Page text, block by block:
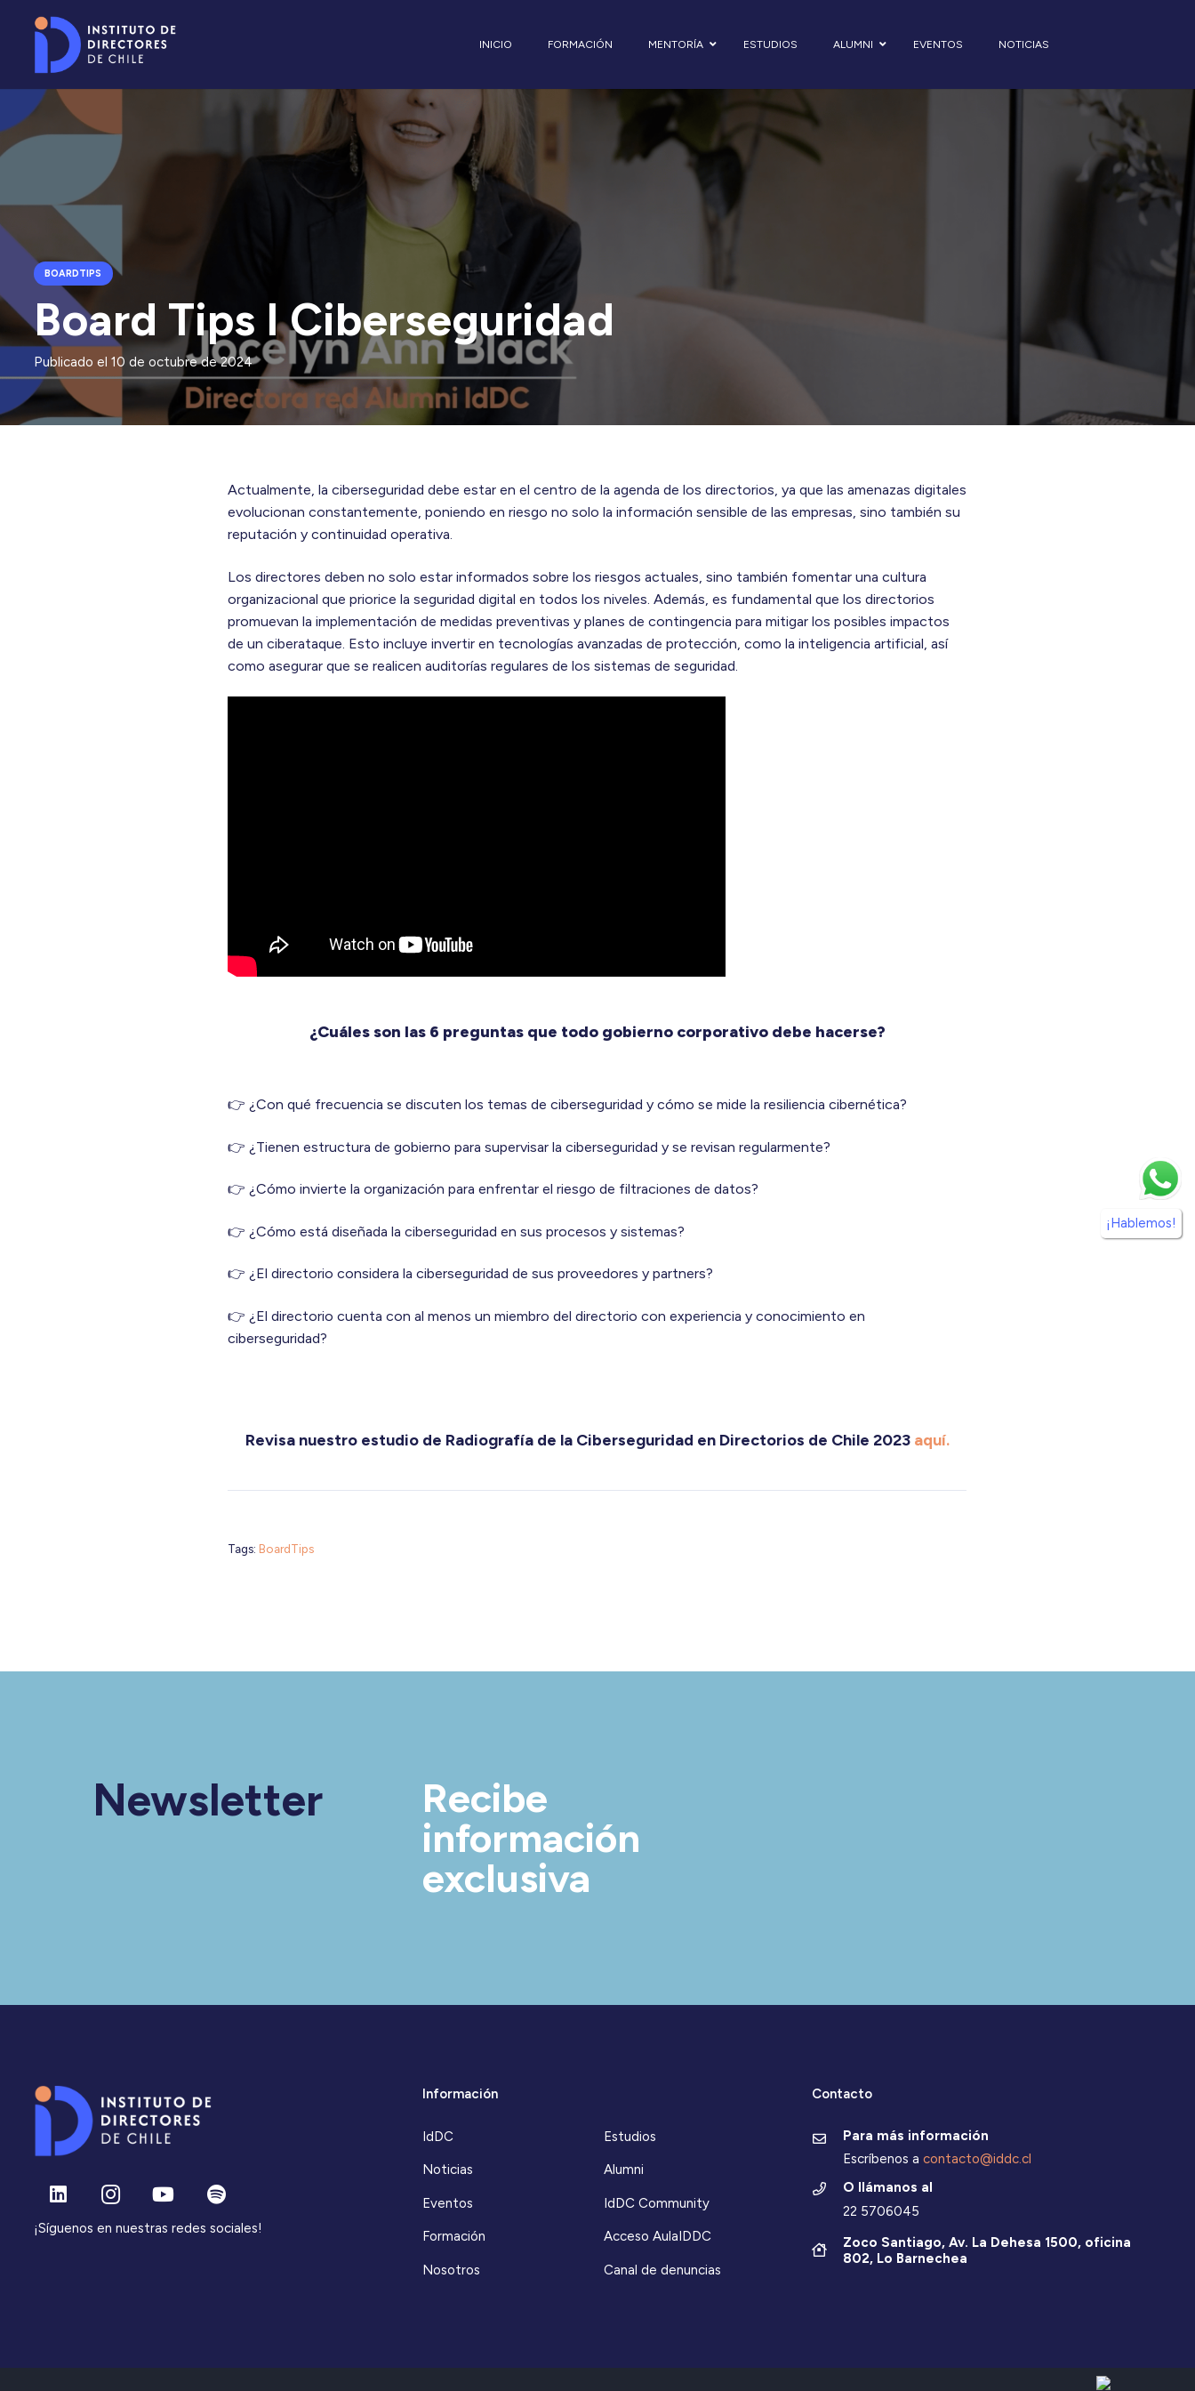
INICIO FORMACIÓN MENTORÍA ESTUDIOS ALUMNI EVENTOS NOTICIAS
BOARDTIPS
Board Tips I Ciberseguridad
Publicado el 10 de octubre de 2024
Actualmente, la ciberseguridad debe estar en el centro de la agenda de los directorios, ya que las amenazas digitales
evolucionan constantemente, poniendo en riesgo no solo la información sensible de las empresas, sino también su
reputación y continuidad operativa.
Los directores deben no solo estar informados sobre los riesgos actuales, sino también fomentar una cultura
organizacional que priorice la seguridad digital en todos los niveles. Además, es fundamental que los directorios
promuevan la implementación de medidas preventivas y planes de contingencia para mitigar los posibles impactos
de un ciberataque. Esto incluye invertir en tecnologías avanzadas de protección, como la inteligencia artificial, así
como asegurar que se realicen auditorías regulares de los sistemas de seguridad.
¿Cuáles son las 6 preguntas que todo gobierno corporativo debe hacerse?
👉 ¿Con qué frecuencia se discuten los temas de ciberseguridad y cómo se mide la resiliencia cibernética?
👉 ¿Tienen estructura de gobierno para supervisar la ciberseguridad y se revisan regularmente?
👉 ¿Cómo invierte la organización para enfrentar el riesgo de filtraciones de datos?
👉 ¿Cómo está diseñada la ciberseguridad en sus procesos y sistemas?
👉 ¿El directorio considera la ciberseguridad de sus proveedores y partners?
👉 ¿El directorio cuenta con al menos un miembro del directorio con experiencia y conocimiento en
ciberseguridad?
Revisa nuestro estudio de Radiografía de la Ciberseguridad en Directorios de Chile 2023 aquí.
Tags: BoardTips
Newsletter
Recibe
información
exclusiva
¡Síguenos en nuestras redes sociales!
Información
IdDC
Noticias
Eventos
Formación
Nosotros
Estudios
Alumni
IdDC Community
Acceso AulaIDDC
Canal de denuncias
Contacto
Para más información
Escríbenos a contacto@iddc.cl
O llámanos al
22 5706045
Zoco Santiago, Av. La Dehesa 1500, oficina
802, Lo Barnechea
¡Hablemos!